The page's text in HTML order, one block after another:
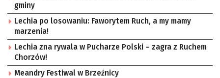
gminy
Lechia po losowaniu: Faworytem Ruch, a my mamy
marzenia!
Lechia zna rywala w Pucharze Polski – zagra z Ruchem
Chorzów!
Meandry Festiwal w Brzeźnicy